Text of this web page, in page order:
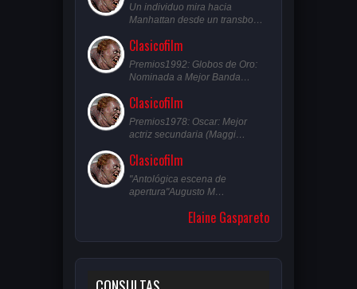
Un individuo mira hacia
Manhattan desde un transbo…
Clasicofilm
Premios1992: Globos de Oro:
Nominada a Mejor Banda…
Clasicofilm
Premios1978: Oscar: Mejor
actriz secundaria (Maggi…
Clasicofilm
"Antológica escena de
apertura"Augusto M…
Elaine Gaspareto